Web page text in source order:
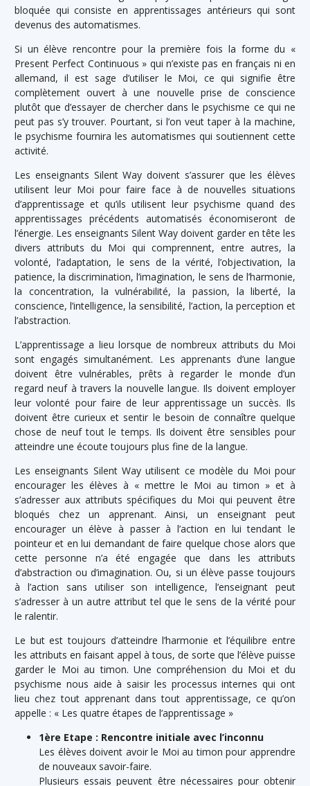
bloquée qui consiste en apprentissages antérieurs qui sont
devenus des automatismes.
Si un élève rencontre pour la première fois la forme du «
Present Perfect Continuous » qui n’existe pas en français ni en
allemand, il est sage d’utiliser le Moi, ce qui signifie être
complètement ouvert à une nouvelle prise de conscience
plutôt que d’essayer de chercher dans le psychisme ce qui ne
peut pas s’y trouver. Pourtant, si l’on veut taper à la machine,
le psychisme fournira les automatismes qui soutiennent cette
activité.
Les enseignants Silent Way doivent s’assurer que les élèves
utilisent leur Moi pour faire face à de nouvelles situations
d’apprentissage et qu’ils utilisent leur psychisme quand des
apprentissages précédents automatisés économiseront de
l’énergie. Les enseignants Silent Way doivent garder en tête les
divers attributs du Moi qui comprennent, entre autres, la
volonté, l’adaptation, le sens de la vérité, l’objectivation, la
patience, la discrimination, l’imagination, le sens de l’harmonie,
la concentration, la vulnérabilité, la passion, la liberté, la
conscience, l’intelligence, la sensibilité, l’action, la perception et
l’abstraction.
L’apprentissage a lieu lorsque de nombreux attributs du Moi
sont engagés simultanément. Les apprenants d’une langue
doivent être vulnérables, prêts à regarder le monde d’un
regard neuf à travers la nouvelle langue. Ils doivent employer
leur volonté pour faire de leur apprentissage un succès. Ils
doivent être curieux et sentir le besoin de connaître quelque
chose de neuf tout le temps. Ils doivent être sensibles pour
atteindre une écoute toujours plus fine de la langue.
Les enseignants Silent Way utilisent ce modèle du Moi pour
encourager les élèves à « mettre le Moi au timon » et à
s’adresser aux attributs spécifiques du Moi qui peuvent être
bloqués chez un apprenant. Ainsi, un enseignant peut
encourager un élève à passer à l’action en lui tendant le
pointeur et en lui demandant de faire quelque chose alors que
cette personne n’a été engagée que dans les attributs
d’abstraction ou d’imagination. Ou, si un élève passe toujours
à l’action sans utiliser son intelligence, l’enseignant peut
s’adresser à un autre attribut tel que le sens de la vérité pour
le ralentir.
Le but est toujours d’atteindre l’harmonie et l’équilibre entre
les attributs en faisant appel à tous, de sorte que l’élève puisse
garder le Moi au timon. Une compréhension du Moi et du
psychisme nous aide à saisir les processus internes qui ont
lieu chez tout apprenant dans tout apprentissage, ce qu’on
appelle : « Les quatre étapes de l’apprentissage »
1ère Etape : Rencontre initiale avec l’inconnu
Les élèves doivent avoir le Moi au timon pour apprendre
de nouveaux savoir-faire.
Plusieurs essais peuvent être nécessaires pour obtenir